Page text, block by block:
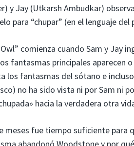
y Jay (Utkarsh Ambudkar)
para “chupar” (en el lenguaje
comienza cuando Sam y Jay
fantasmas principales aparecen
los fantasmas del sótano e
no ha sido vista ni por Sam ni
hacia la verdadera otra
meses fue tiempo suficiente para